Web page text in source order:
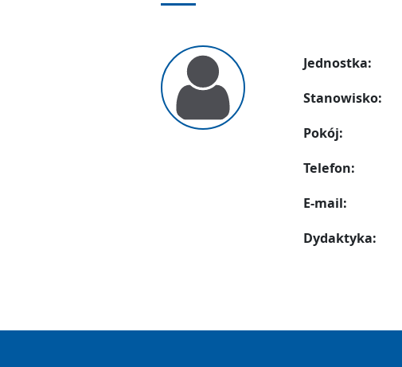
Jednostka:
Stanowisko:
Pokój:
Telefon:
E-mail:
Dydaktyka: